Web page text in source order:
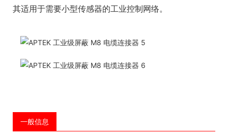
其适用于需要小型传感器的工业控制网络。
一般信息